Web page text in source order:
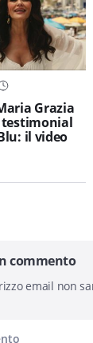
Grazia
il video
commento
email non